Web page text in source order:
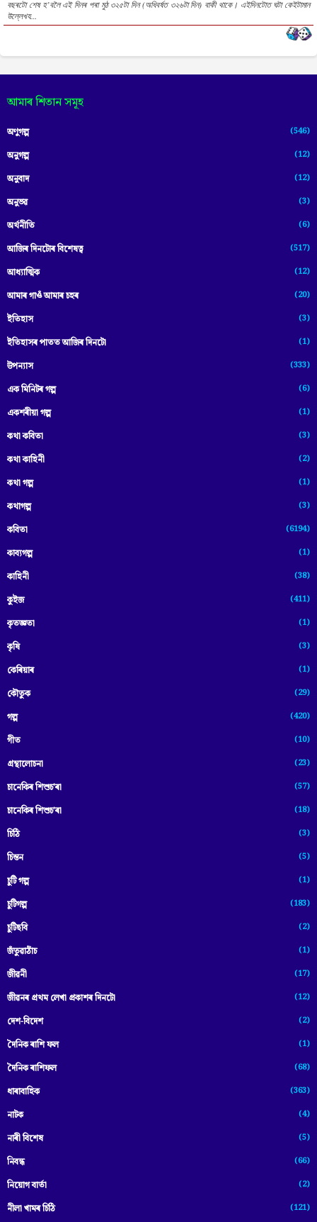
বছৰটো শেষ হ’বলৈ এই দিনৰ পৰা মুঠ ৩২৫টা দিন (অধিবৰ্ষত ৩২৬টা দিন) বাকী থাকে। এইদিনটোত ঘটা কেইটামান
উল্লেখয...
আমাৰ শিতান সমূহ
অণুগল্প (546)
অনুগল্প (12)
অনুবাদ (12)
অনুভৱ (3)
অৰ্থনীতি (6)
আজিৰ দিনটোৰ বিশেষত্ব (517)
আধ্যাত্মিক (12)
আমাৰ গাওঁ আমাৰ চহৰ (20)
ইতিহাস (3)
ইতিহাসৰ পাতত আজিৰ দিনটো (1)
উপন্যাস (333)
এক মিনিটৰ গল্প (6)
একশৰীয়া গল্প (1)
কথা কবিতা (3)
কথা কাহিনী (2)
কথা গল্প (1)
কথাগল্প (3)
কবিতা (6194)
কাব্যগল্প (1)
কাহিনী (38)
কুইজ (411)
কৃতজ্ঞতা (1)
কৃষি (3)
কেৰিয়াৰ (1)
কৌতুক (29)
গল্প (420)
গীত (10)
গ্ৰন্থালোচনা (23)
চানেকিৰ শিশুচ'ৰা (57)
চানেকিৰ শিশুচ’ৰা (18)
চিঠি (3)
চিন্তন (5)
চুটি গল্প (1)
চুটিগল্প (183)
চুটিছবি (2)
জঁতুৱাঠাঁচ (1)
জীৱনী (17)
জীৱনৰ প্ৰথম লেখা প্ৰকাশৰ দিনটো (12)
দেশ-বিদেশ (2)
দৈনিক ৰাশি ফল (1)
দৈনিক ৰাশিফল (68)
ধাৰাবাহিক (363)
নাটক (4)
নাৰী বিশেষ (5)
নিবন্ধ (66)
নিয়োগ বাৰ্তা (2)
নীলা খামৰ চিঠি (121)